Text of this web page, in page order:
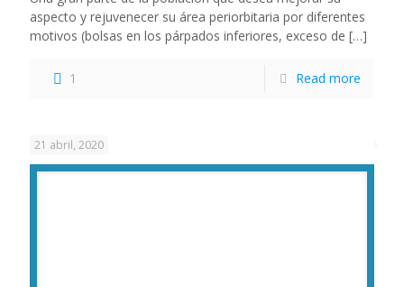
aspecto y rejuvenecer su área periorbitaria por diferentes
motivos (bolsas en los párpados inferiores, exceso de […]
1 Read more
21 abril, 2020